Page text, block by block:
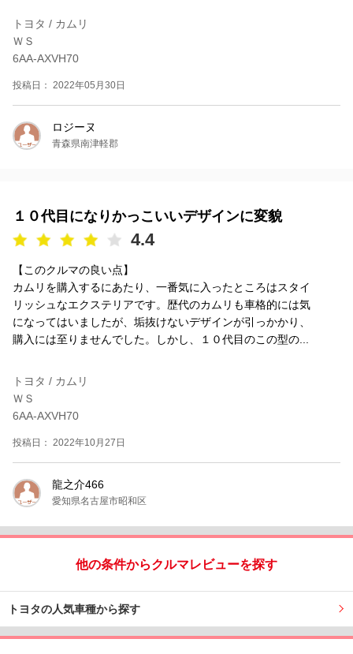
トヨタ / カムリ
ＷＳ
6AA-AXVH70
投稿日： 2022年05月30日
ロジーヌ
青森県南津軽郡
１０代目になりかっこいいデザインに変貌
4.4
【このクルマの良い点】
カムリを購入するにあたり、一番気に入ったところはスタイ
リッシュなエクステリアです。歴代のカムリも車格的には気
になってはいましたが、垢抜けないデザインが引っかかり、
購入には至りませんでした。しかし、１０代目のこの型の...
トヨタ / カムリ
ＷＳ
6AA-AXVH70
投稿日： 2022年10月27日
龍之介466
愛知県名古屋市昭和区
他の条件からクルマレビューを探す
トヨタの人気車種から探す